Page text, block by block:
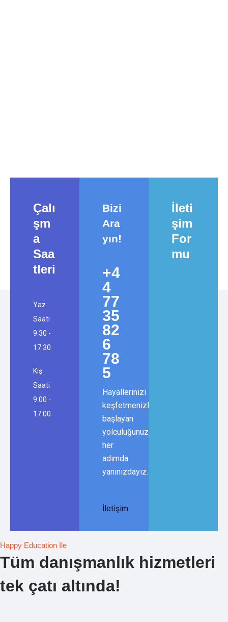
Çalı
şm
a
Saa
tleri
Yaz
Saati
9.30 -
17.30
Kış
Saati
9.00 -
17.00
Bizi
Ara
yın!
+4
4
77
35
82
6
78
5
Hayallerinizi
keşfetmenizle
başlayan
yolculuğunuzda,
her
adımda
yanınızdayız.
İletişim
İleti
şim
For
mu
Happy Education Ile
Tüm danışmanlık hizmetleri
tek çatı altında!